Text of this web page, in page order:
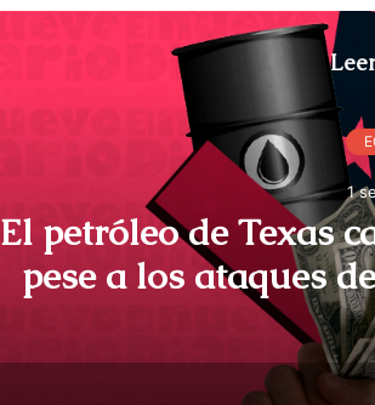
1
El petróleo de Texas
pese a los ataques
ACN